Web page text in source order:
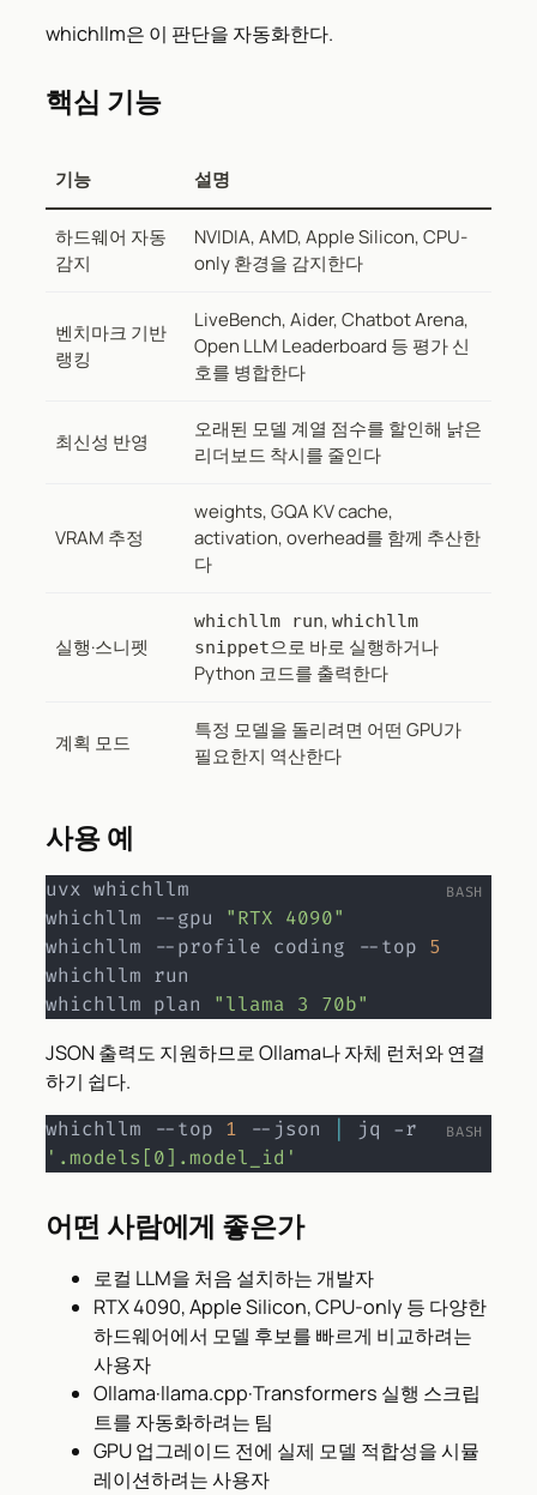
whichllm은 이 판단을 자동화한다.
핵심 기능
기능 설명
하드웨어 자동
감지
NVIDIA, AMD, Apple Silicon, CPU-
only 환경을 감지한다
벤치마크 기반
랭킹
LiveBench, Aider, Chatbot Arena,
Open LLM Leaderboard 등 평가 신
호를 병합한다
최신성 반영
오래된 모델 계열 점수를 할인해 낡은
리더보드 착시를 줄인다
VRAM 추정
weights, GQA KV cache,
activation, overhead를 함께 추산한
다
실행·스니펫
whichllm run, whichllm
snippet으로 바로 실행하거나
Python 코드를 출력한다
계획 모드
특정 모델을 돌리려면 어떤 GPU가
필요한지 역산한다
사용 예
uvx whichllm
whichllm --gpu "RTX 4090"
whichllm --profile coding --top 5
whichllm run
whichllm plan "llama 3 70b"
JSON 출력도 지원하므로 Ollama나 자체 런처와 연결
하기 쉽다.
whichllm --top 1 --json
'.models[0].model_id'
어떤 사람에게 좋은가
로컬 LLM을 처음 설치하는 개발자
RTX 4090, Apple Silicon, CPU-only 등 다양한
하드웨어에서 모델 후보를 빠르게 비교하려는
사용자
Ollama·llama.cpp·Transformers 실행 스크립
트를 자동화하려는 팀
GPU 업그레이드 전에 실제 모델 적합성을 시뮬
레이션하려는 사용자